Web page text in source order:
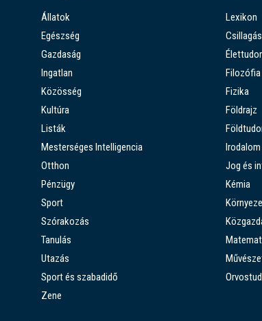
Állatok
Egészség
Gazdaság
Ingatlan
Közösség
Kultúra
Listák
Mesterséges Intelligencia
Otthon
Pénzügy
Sport
Szórakozás
Tanulás
Utazás
Sport és szabadidő
Zene
Lexikon
Filozófia
Fizika
Földrajz
Irodalom
Jog és
Kémia